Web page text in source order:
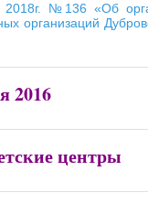
2018г. №136 «Об
организаций
2016
центры